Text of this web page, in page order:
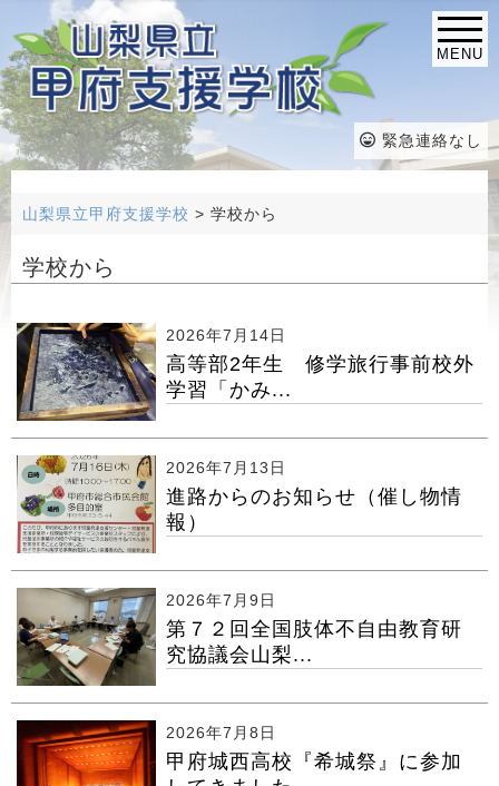
MENU
緊急連絡なし
山梨県立甲府支援学校 > 学校から
学校から
2026年7月14日
高等部2年生 修学旅行事前校外
学習「かみ...
2026年7月13日
進路からのお知らせ（催し物情
報）
2026年7月9日
第７２回全国肢体不自由教育研
究協議会山梨...
2026年7月8日
甲府城西高校『希城祭』に参加